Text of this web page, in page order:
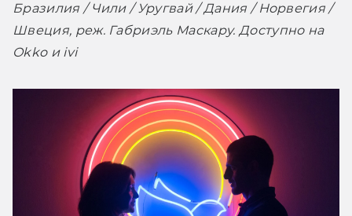
Бразилия / Чили / Уругвай / Дания / Норвегия /
Швеция, реж. Габриэль Маскару. Доступно на
Okko и ivi